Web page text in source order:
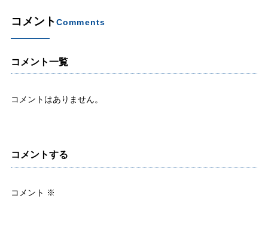
コメントComments
コメント一覧
コメントはありません。
コメントする
コメント ※